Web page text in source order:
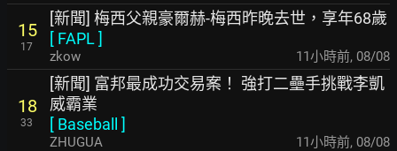
15
17
[新聞] 梅西父親豪爾赫-梅西昨晚去世，享年68歲
[ FAPL ]
zkow 11小時前, 08/08
18
33
[新聞] 富邦最成功交易案！ 強打二壘手挑戰李凱
威霸業
[ Baseball ]
ZHUGUA 11小時前, 08/08